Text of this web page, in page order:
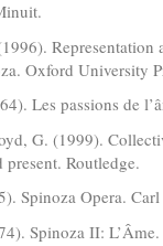
Representation
Oxford University
Les passions de
G. (1999).
present. Routledge.
Spinoza Opera.
Spinoza II: